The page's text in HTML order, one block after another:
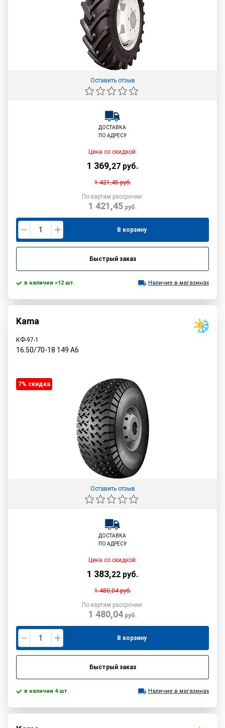
Оставить отзыв
ДОСТАВКА
ПО АДРЕСУ
Цена со скидкой:
1 369,27 руб.
1 421,45руб.
По картам рассрочки:
1 421,45руб.
В корзину
Быстрый заказ
в наличии >12 шт. Наличие в магазинах
Kama
КФ-97-1
16.50/70-18 149 A6
7% cкидка
Оставить отзыв
ДОСТАВКА
ПО АДРЕСУ
Цена со скидкой:
1 383,22 руб.
1 480,04руб.
По картам рассрочки:
1 480,04руб.
В корзину
Быстрый заказ
в наличии 4 шт. Наличие в магазинах